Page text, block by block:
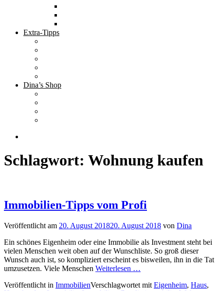
Extra-Tipps
Dina’s Shop
Schlagwort: Wohnung kaufen
Immobilien-Tipps vom Profi
Veröffentlicht am 20. August 201820. August 2018 von Dina
Ein schönes Eigenheim oder eine Immobilie als Investment steht bei
vielen Menschen weit oben auf der Wunschliste. So groß dieser
Wunsch auch ist, so kompliziert erscheint es bisweilen, ihn in die Tat
umzusetzen. Viele Menschen Weiterlesen …
Veröffentlicht in ImmobilienVerschlagwortet mit Eigenheim, Haus,